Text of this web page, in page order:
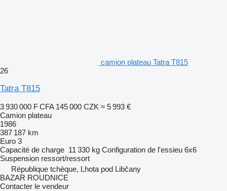
camion plateau Tatra T815
26
Tatra T815
3 930 000 F CFA 145 000 CZK ≈ 5 993 €
Camion plateau
1986
387 187 km
Euro 3
Capacité de charge 11 330 kg Configuration de l'essieu 6x6
Suspension ressort/ressort
République tchèque, Lhota pod Libčany
BAZAR ROUDNICE
Contacter le vendeur